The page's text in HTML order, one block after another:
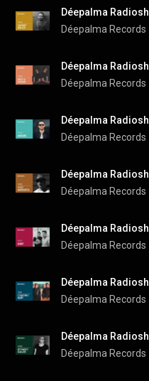
Déepalma Records
Déepalma Records
Déepalma Records
Déepalma Records
Déepalma Records
Déepalma Records
Déepalma Records